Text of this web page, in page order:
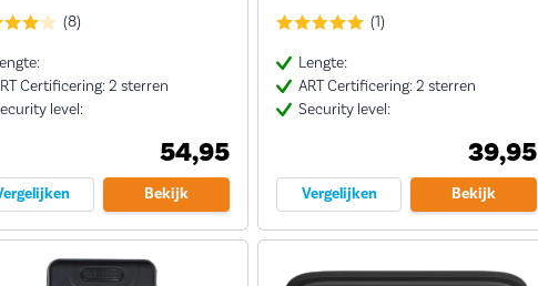
(8)
Certificering: 2 sterren
level:
54,95
Bekijk
(1)
Lengte:
ART Certificering: 2 sterren
Security level:
39,95
Vergelijken Bekijk